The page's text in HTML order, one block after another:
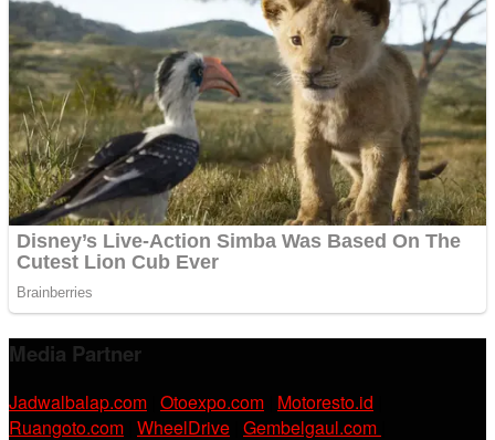
Media Partner
Jadwalbalap.com Otoexpo.com Motoresto.id
Ruangoto.com WheelDrive Gembelgaul.com